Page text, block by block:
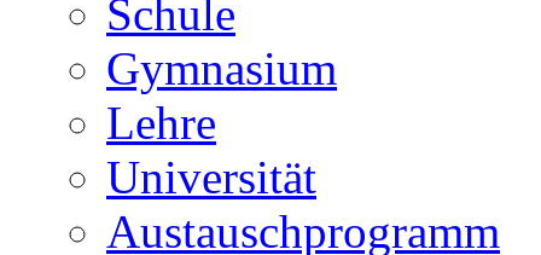
Schule
Gymnasium
Lehre
Universität
Austauschprogramm